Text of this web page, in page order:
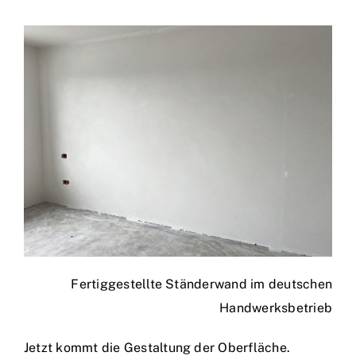
Fertiggestellte Ständerwand im deutschen
Handwerksbetrieb
Jetzt kommt die Gestaltung der Oberfläche.